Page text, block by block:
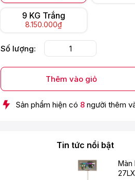
9 KG Trắng
8.150.000₫
Số lượng:
Thêm vào giỏ
Sản phẩm hiện có 8 người thêm
Tin tức nổi bật
Màn